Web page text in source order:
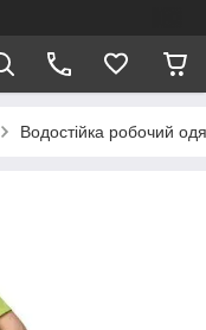
Водостійка робочий